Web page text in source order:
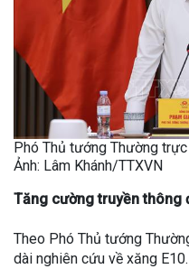
Phó Thủ tướng Thường
Ảnh: Lâm Khánh/TTXVN
Tăng cường truyền thông
Theo Phó Thủ tướng
dài nghiên cứu về xăng